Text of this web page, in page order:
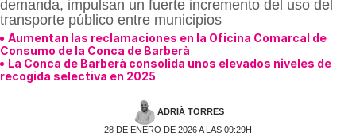
demanda, impulsan un fuerte incremento del uso del
transporte público entre municipios
Aumentan las reclamaciones en la Oficina Comarcal de
Consumo de la Conca de Barberà
La Conca de Barberà consolida unos elevados niveles de
recogida selectiva en 2025
ADRIÀ TORRES
28 DE ENERO DE 2026 A LAS 09:29H